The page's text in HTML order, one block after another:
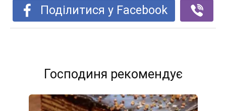
Поділитися у Facebook
Господиня рекомендує